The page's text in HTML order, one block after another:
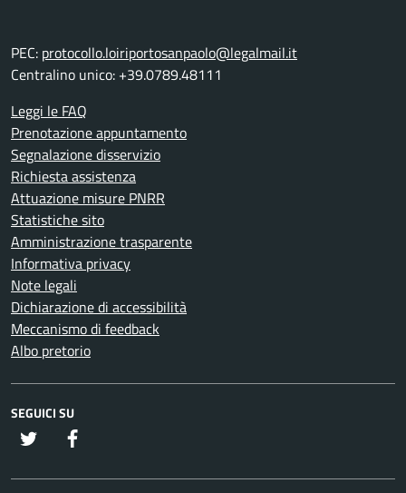
PEC: protocollo.loiriportosanpaolo@legalmail.it
Centralino unico: +39.0789.48111
Leggi le FAQ
Prenotazione appuntamento
Segnalazione disservizio
Richiesta assistenza
Attuazione misure PNRR
Statistiche sito
Amministrazione trasparente
Informativa privacy
Note legali
Dichiarazione di accessibilità
Meccanismo di feedback
Albo pretorio
SEGUICI SU
twitter